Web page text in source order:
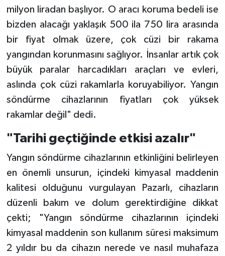
milyon liradan başlıyor. O aracı koruma bedeli ise
bizden alacağı yaklaşık 500 ila 750 lira arasında
bir fiyat olmak üzere, çok cüzi bir rakama
yangından korunmasını sağlıyor. İnsanlar artık çok
büyük paralar harcadıkları araçları ve evleri,
aslında çok cüzi rakamlarla koruyabiliyor. Yangın
söndürme cihazlarının fiyatları çok yüksek
rakamlar değil" dedi.
"Tarihi geçtiğinde etkisi azalır"
Yangın söndürme cihazlarının etkinliğini belirleyen
en önemli unsurun, içindeki kimyasal maddenin
kalitesi olduğunu vurgulayan Pazarlı, cihazların
düzenli bakım ve dolum gerektirdiğine dikkat
çekti; "Yangın söndürme cihazlarının içindeki
kimyasal maddenin son kullanım süresi maksimum
2 yıldır bu da cihazın nerede ve nasıl muhafaza